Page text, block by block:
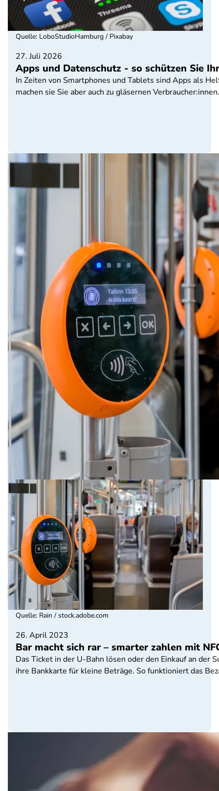
27. Juli 2026
Apps und Datenschutz - so schützen Sie
In Zeiten von Smartphones und Tablets sind Apps als
machen sie Sie aber auch zu gläsernen
Quelle: LoboStudioHamburg / Pixabay
26. April 2023
Bar macht sich rar – smarter zahlen mit
Das Ticket in der U-Bahn lösen oder den Einkauf an der
ihre Bankkarte für kleine Beträge. So funktioniert das
Quelle: Rain / stock.adobe.com